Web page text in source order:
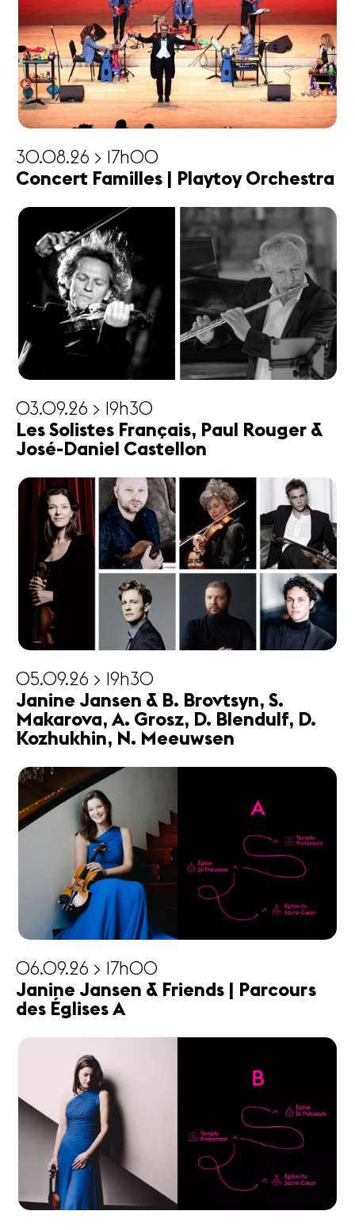
30.08.26 > 17h00
Concert Familles | Playtoy Orchestra
03.09.26 > 19h30
Les Solistes Français, Paul Rouger &
José-Daniel Castellon
05.09.26 > 19h30
Janine Jansen & B. Brovtsyn, S.
Makarova, A. Grosz, D. Blendulf, D.
Kozhukhin, N. Meeuwsen
06.09.26 > 17h00
Janine Jansen & Friends | Parcours
des Églises A